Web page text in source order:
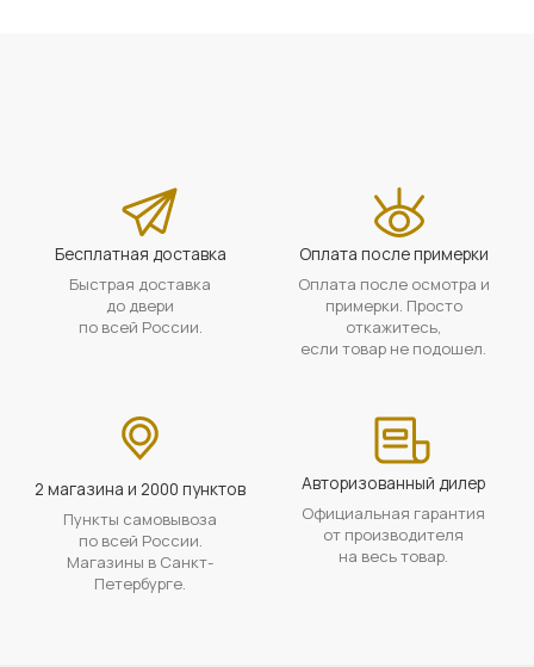
Бесплатная доставка
Быстрая доставка
до двери
по всей России.
Оплата после примерки
Оплата после осмотра и
примерки. Просто
откажитесь,
если товар не подошел.
2 магазина и 2000 пунктов
Пункты самовывоза
по всей России.
Магазины в Санкт-
Петербурге.
Авторизованный дилер
Официальная гарантия
от производителя
на весь товар.